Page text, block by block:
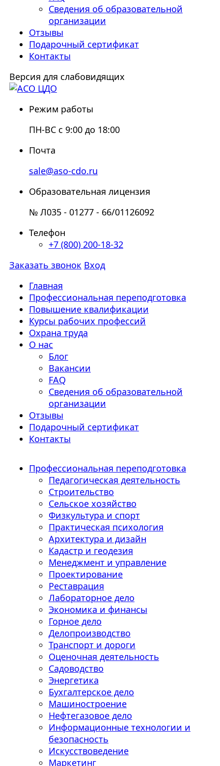
Сведения об образовательной
организации
Отзывы
Подарочный сертификат
Контакты
Версия для слабовидящих
Режим работы
ПН-ВС с 9:00 до 18:00
Почта
sale@aso-cdo.ru
Образовательная лицензия
№ Л035 - 01277 - 66/01126092
Телефон
+7 (800) 200-18-32
Заказать звонок Вход
Главная
Профессиональная переподготовка
Повышение квалификации
Курсы рабочих профессий
Охрана труда
О нас
Блог
Вакансии
FAQ
Сведения об образовательной
организации
Отзывы
Подарочный сертификат
Контакты
Профессиональная переподготовка
Педагогическая деятельность
Строительство
Сельское хозяйство
Физкультура и спорт
Практическая психология
Архитектура и дизайн
Кадастр и геодезия
Менеджмент и управление
Проектирование
Реставрация
Лабораторное дело
Экономика и финансы
Горное дело
Делопроизводство
Транспорт и дороги
Оценочная деятельность
Садоводство
Энергетика
Бухгалтерское дело
Машиностроение
Нефтегазовое дело
Информационные технологии и
безопасность
Искусствоведение
Маркетинг